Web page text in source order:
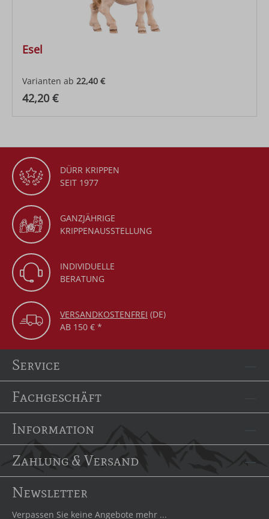
Esel
Varianten ab 22,40 €
Regulärer Preis:
42,20 €
DÜRR KRIPPEN
SEIT 1977
GANZJÄHRIGE
KRIPPENAUSSTELLUNG
INDIVIDUELLE
BERATUNG
VERSANDKOSTENFREI (DE)
AB 150 € *
Service
Fachgeschäft
Information
Zahlung & Versand
Newsletter
Verpassen Sie keine Angebote mehr ...